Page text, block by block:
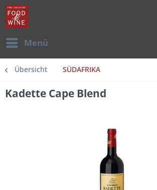
Menü
Übersicht SÜDAFRIKA
Kadette Cape Blend